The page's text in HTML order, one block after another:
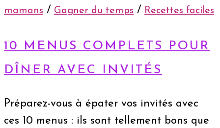
mamans / Gagner du temps / Recettes faciles
10 MENUS COMPLETS POUR
DÎNER AVEC INVITÉS
Préparez-vous à épater vos invités avec
ces 10 menus : ils sont tellement bons que